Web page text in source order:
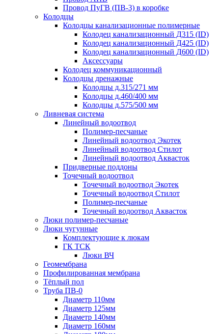
Провод ПуГВ (ПВ-3) в коробке
Колодцы
Колодцы канализационные полимерные
Колодец канализационный Д315 (ID)
Колодец канализационный Д425 (ID)
Колодец канализационный Д600 (ID)
Аксессуары
Колодец коммуникационный
Колодцы дренажные
Колодцы д.315/271 мм
Колодцы д.460/400 мм
Колодцы д.575/500 мм
Ливневая система
Линейный водоотвод
Полимер-песчаные
Линейный водоотвод Экотек
Линейный водоотвод Стилот
Линейный водоотвод Аквасток
Придверные поддоны
Точечный водоотвод
Точечный водоотвод Экотек
Точечный водоотвод Стилот
Полимер-песчаные
Точечный водоотвод Аквасток
Люки полимер-песчаные
Люки чугунные
Комплектующие к люкам
ГК ТСК
Люки ВЧ
Геомембрана
Профилированная мембрана
Тёплый пол
Труба ПВ-0
Диаметр 110мм
Диаметр 125мм
Диаметр 140мм
Диаметр 160мм